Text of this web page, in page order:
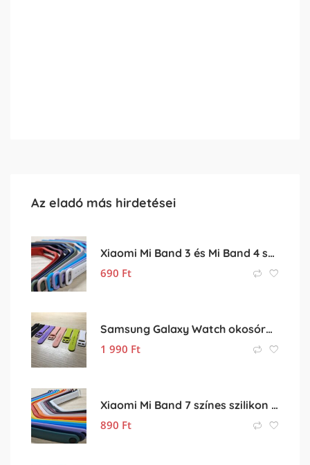
Az eladó más hirdetései
Xiaomi Mi Band 3 és Mi Band 4 színes szilikon pótszíj eladó
690 Ft
Samsung Galaxy Watch okosóra szilikon pótszíj, óraszíj eladó
1 990 Ft
Xiaomi Mi Band 7 színes szilikon pótszíj eladó
890 Ft